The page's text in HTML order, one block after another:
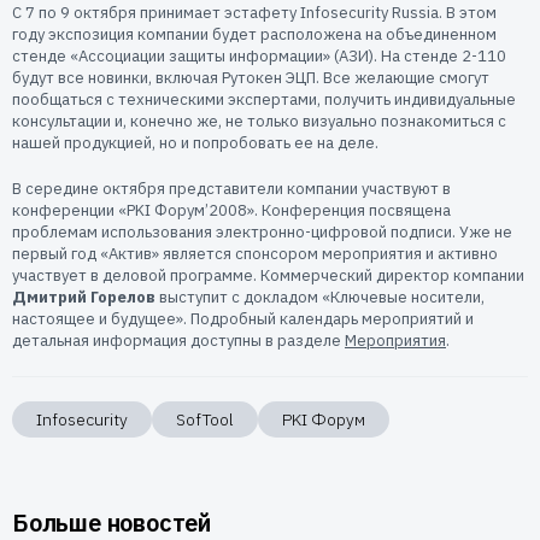
С 7 по 9 октября принимает эстафету Infosecurity Russia. В этом
году экспозиция компании будет расположена на объединенном
стенде «Ассоциации защиты информации» (АЗИ). На стенде 2-110
будут все новинки, включая Рутокен ЭЦП. Все желающие смогут
пообщаться с техническими экспертами, получить индивидуальные
консультации и, конечно же, не только визуально познакомиться с
нашей продукцией, но и попробовать ее на деле.
В середине октября представители компании участвуют в
конференции «PKI Форум’2008». Конференция посвящена
проблемам использования электронно-цифровой подписи. Уже не
первый год «Актив» является спонсором мероприятия и активно
участвует в деловой программе. Коммерческий директор компании
Дмитрий Горелов выступит с докладом «Ключевые носители,
настоящее и будущее». Подробный календарь мероприятий и
детальная информация доступны в разделе Мероприятия.
Infosecurity SofTool PKI Форум
Больше новостей